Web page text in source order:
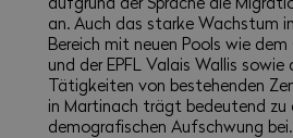
an. Auch das starke Wachstum
Bereich mit neuen Pools wie
und der EPFL Valais Wallis
Tätigkeiten von bestehenden
in Martinach trägt bedeutend zu
demografischen Aufschwung